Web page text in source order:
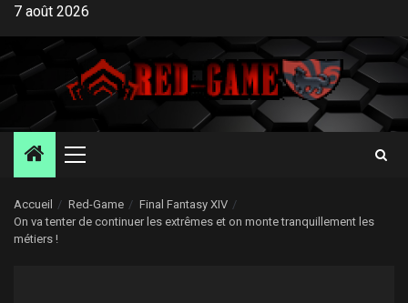
Aller
contenu
7 août 2026
Menu
Accueil Red-Game
Final Fantasy XIV
On va tenter de continuer les extrêmes et on monte tranquillement les
métiers !